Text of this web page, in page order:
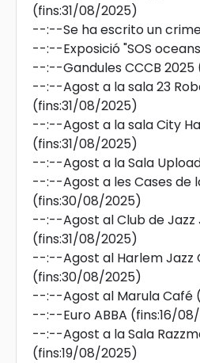
(fins:31/08/2025)
--:--Se ha escrito un
--:--Exposició "SOS
--:--Gandules CCCB 2025
--:--Agost a la sala 23
(fins:31/08/2025)
--:--Agost a la sala City
(fins:31/08/2025)
--:--Agost a la Sala
--:--Agost a les Cases de
(fins:30/08/2025)
--:--Agost al Club de
(fins:31/08/2025)
--:--Agost al Harlem Jazz
(fins:30/08/2025)
--:--Agost al Marula Café
--:--Euro ABBA (fins:16/
--:--Agost a la Sala
(fins:19/08/2025)